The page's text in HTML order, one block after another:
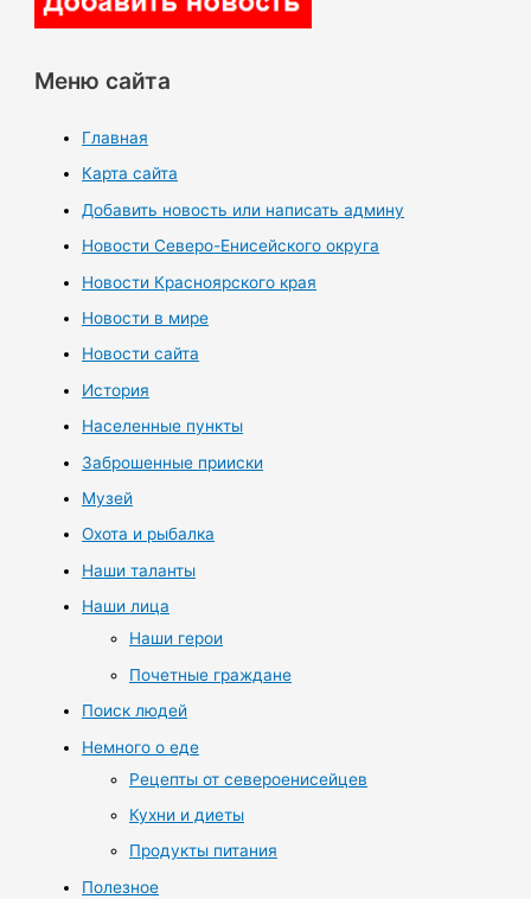
Меню сайта
Главная
Карта сайта
Добавить новость или написать админу
Новости Северо-Енисейского округа
Новости Красноярского края
Новости в мире
Новости сайта
История
Населенные пункты
Заброшенные прииски
Музей
Охота и рыбалка
Наши таланты
Наши лица
Наши герои
Почетные граждане
Поиск людей
Немного о еде
Рецепты от североенисейцев
Кухни и диеты
Продукты питания
Полезное